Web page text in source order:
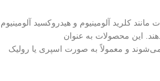
کلرید آلومینیوم و هیدروکسید آلومینیوم
این محصولات به عنوان
می‌شوند و معمولاً به صورت اسپری یا رولیک